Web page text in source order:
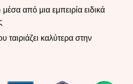
από μια εμπειρία ειδικά
ταιριάζει καλύτερα στην